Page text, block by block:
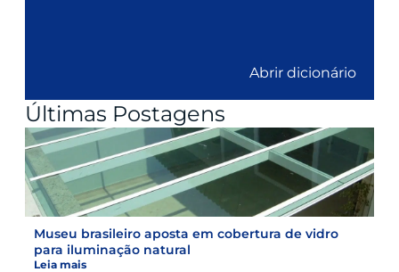
Abrir dicionário
Últimas Postagens
Museu brasileiro aposta em cobertura de vidro
para iluminação natural
Leia mais